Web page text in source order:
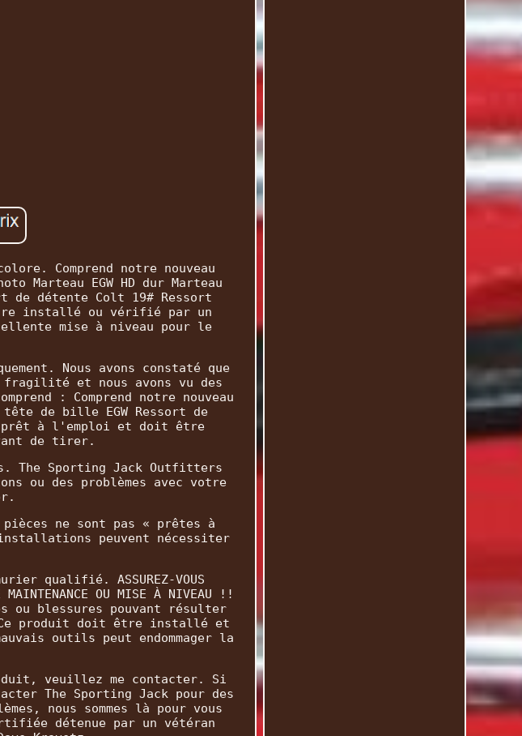
Comprend notre nouveau
Marteau EGW HD dur Marteau
de détente Colt 19# Ressort
installé ou vérifié par un
mise à niveau pour le
Nous avons constaté que
fragilité et nous avons vu des
: Comprend notre nouveau
tête de bille EGW Ressort de
prêt à l'emploi et doit être
de tirer.
The Sporting Jack Outfitters
ou des problèmes avec votre
ne sont pas « prêtes à
peuvent nécessiter
qualifié. ASSUREZ-VOUS
MAINTENANCE OU MISE À NIVEAU !!
ou blessures pouvant résulter
produit doit être installé et
outils peut endommager la
veuillez me contacter. Si
The Sporting Jack pour des
nous sommes là pour vous
détenue par un vétéran